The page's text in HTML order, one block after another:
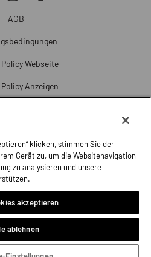
AGB
Webseite
Anzeigen
klicken, stimmen Sie der
Gerät zu, um die Websitenavigation
zu analysieren und unsere
akzeptieren
ablehnen